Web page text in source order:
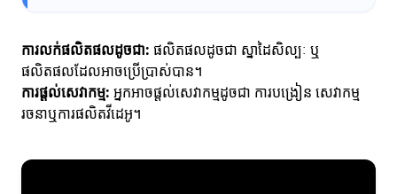
ការលក់ផលិតផលដូចជា: ផលិតផលដូចជា ស្នាដៃសិល្បៈ ឬ
ផលិតផលដែលអាចប្រើប្រាស់បាន។
ការផ្តល់សេវាកម្ម: អ្នកអាចផ្តល់សេវាកម្មដូចជា ការបង្រៀន សេវាកម្ម
រចនាឬការផលិតវីដេអូ។